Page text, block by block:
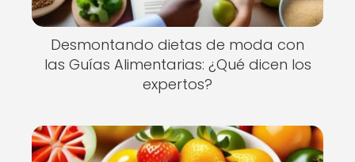
Desmontando dietas de moda con
las Guías Alimentarias: ¿Qué dicen los
expertos?